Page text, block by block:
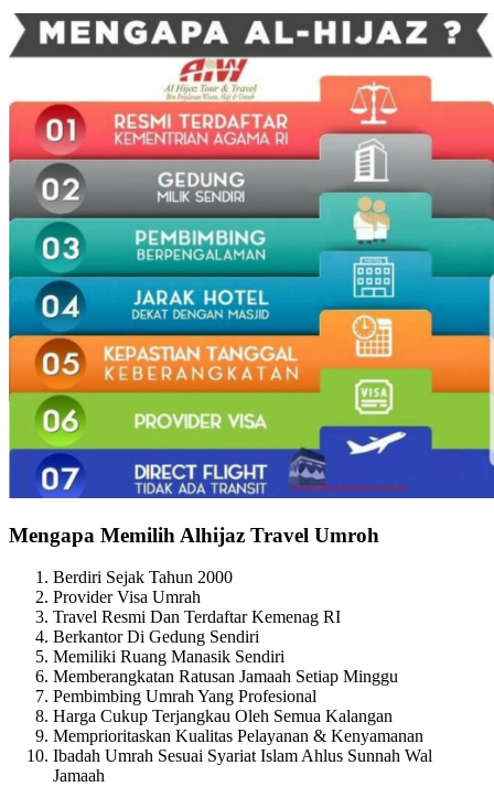
Mengapa Memilih Alhijaz Travel Umroh
Berdiri Sejak Tahun 2000
Provider Visa Umrah
Travel Resmi Dan Terdaftar Kemenag RI
Berkantor Di Gedung Sendiri
Memiliki Ruang Manasik Sendiri
Memberangkatan Ratusan Jamaah Setiap Minggu
Pembimbing Umrah Yang Profesional
Harga Cukup Terjangkau Oleh Semua Kalangan
Memprioritaskan Kualitas Pelayanan & Kenyamanan
Ibadah Umrah Sesuai Syariat Islam Ahlus Sunnah Wal
Jamaah